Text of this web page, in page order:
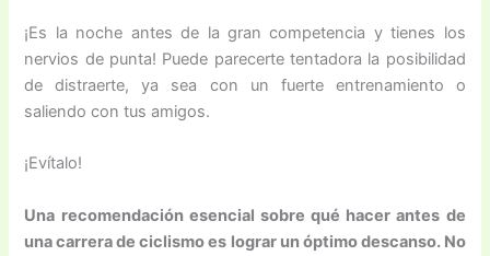
¡Es la noche antes de la gran competencia y tienes los
nervios de punta! Puede parecerte tentadora la posibilidad
de distraerte, ya sea con un fuerte entrenamiento o
saliendo con tus amigos.
¡Evítalo!
Una recomendación esencial sobre qué hacer antes de
una carrera de ciclismo es lograr un óptimo descanso. No